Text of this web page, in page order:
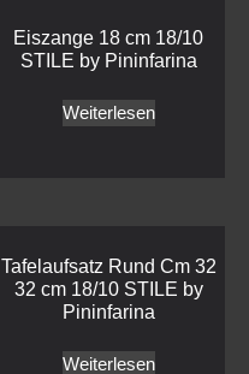
Eiszange 18 cm 18/10
STILE by Pininfarina
Weiterlesen
Tafelaufsatz Rund Cm 32
32 cm 18/10 STILE by
Pininfarina
Weiterlesen